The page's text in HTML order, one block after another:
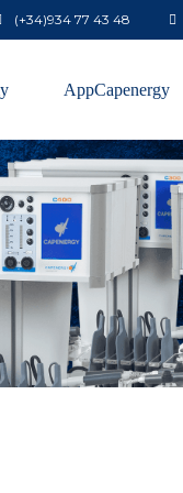
(+34)934 77 43 48
AppCapenergy